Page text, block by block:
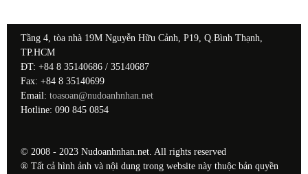
Tầng 4, tòa nhà 19M Nguyễn Hữu Cảnh, P19, Q.Bình Thạnh,
TP.HCM
ĐT: +84 8 35140686 / 35140687
Fax: +84 8 35140699
Email: toasoan@nudoanhnhan.net
Hotline: 090 845 0854
© 2008 - 2023 Nudoanhnhan.net. All rights reserved
® Tất cả hình ảnh và nội dung trong website này thuộc bản quyền